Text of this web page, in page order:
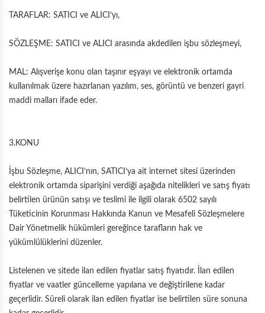
TARAFLAR: SATICI ve ALICI’yı,
SÖZLEŞME: SATICI ve ALICI arasında akdedilen işbu sözleşmeyi,
MAL: Alışverişe konu olan taşınır eşyayı ve elektronik ortamda
kullanılmak üzere hazırlanan yazılım, ses, görüntü ve benzeri gayri
maddi malları ifade eder.
3.KONU
İşbu Sözleşme, ALICI’nın, SATICI’ya ait internet sitesi üzerinden
elektronik ortamda siparişini verdiği aşağıda nitelikleri ve satış fiyatı
belirtilen ürünün satışı ve teslimi ile ilgili olarak 6502 sayılı
Tüketicinin Korunması Hakkında Kanun ve Mesafeli Sözleşmelere
Dair Yönetmelik hükümleri gereğince tarafların hak ve
yükümlülüklerini düzenler.
Listelenen ve sitede ilan edilen fiyatlar satış fiyatıdır. İlan edilen
fiyatlar ve vaatler güncelleme yapılana ve değiştirilene kadar
geçerlidir. Süreli olarak ilan edilen fiyatlar ise belirtilen süre sonuna